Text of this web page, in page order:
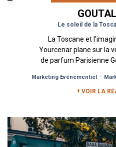
Le soleil de la
La Toscane et
Yourcenar plane sur la
de parfum Parisienne
Marketing Événementiel-
+ VOIR LA